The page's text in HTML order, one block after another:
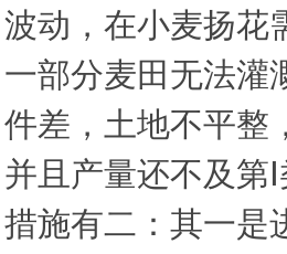
波动，在小麦扬花
一部分麦田无法灌
件差，土地不平整
并且产量还不及第
措施有二：其一是